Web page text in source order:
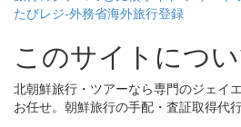
たびレジ-外務省海外旅行登録
このサイトにつ
北朝鮮旅行・ツアーなら専門のジェイ
お任せ。朝鮮旅行の手配・査証取得代行